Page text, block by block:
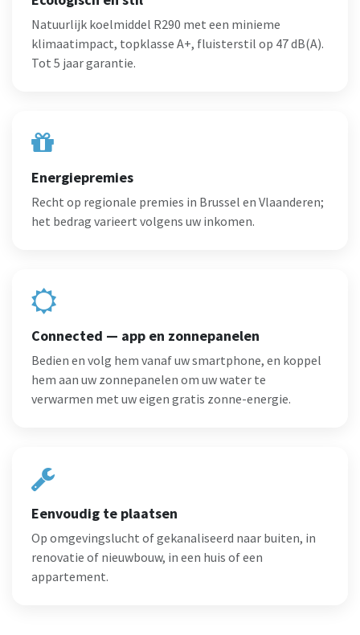
Natuurlijk koelmiddel R290 met een minieme
klimaatimpact, topklasse A+, fluisterstil op 47 dB(A).
Tot 5 jaar garantie.
Energiepremies
Recht op regionale premies in Brussel en Vlaanderen;
het bedrag varieert volgens uw inkomen.
Connected — app en zonnepanelen
Bedien en volg hem vanaf uw smartphone, en koppel
hem aan uw zonnepanelen om uw water te
verwarmen met uw eigen gratis zonne-energie.
Eenvoudig te plaatsen
Op omgevingslucht of gekanaliseerd naar buiten, in
renovatie of nieuwbouw, in een huis of een
appartement.